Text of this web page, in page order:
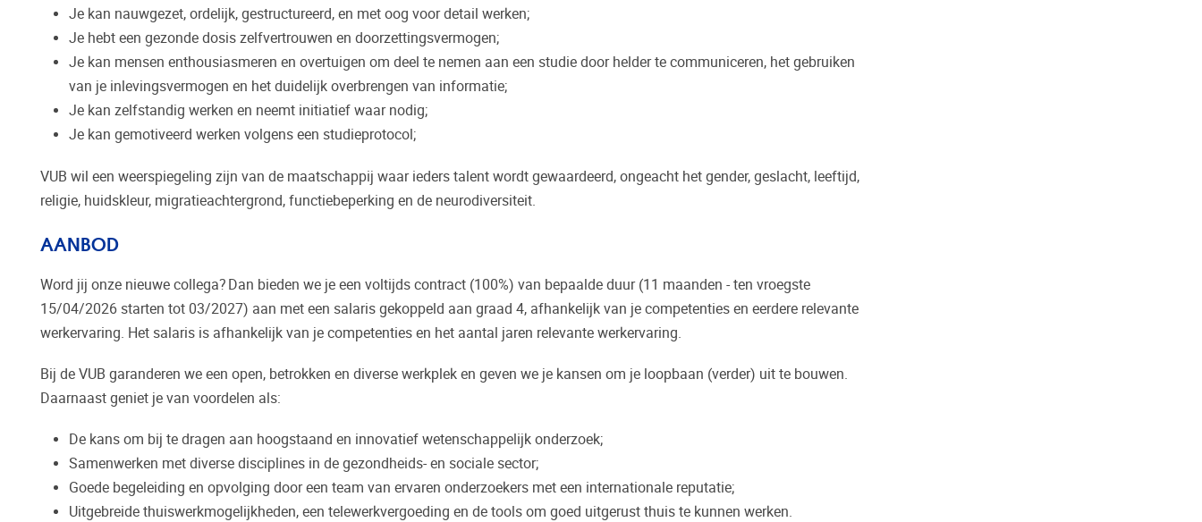
Je kan nauwgezet, ordelijk, gestructureerd, en met oog voor detail werken;
Je hebt een gezonde dosis zelfvertrouwen en doorzettingsvermogen;
Je kan mensen enthousiasmeren en overtuigen om deel te nemen aan een studie door helder te communiceren, het gebruiken
van je inlevingsvermogen en het duidelijk overbrengen van informatie;
Je kan zelfstandig werken en neemt initiatief waar nodig;
Je kan gemotiveerd werken volgens een studieprotocol;
VUB wil een weerspiegeling zijn van de maatschappij waar ieders talent wordt gewaardeerd, ongeacht het gender, geslacht, leeftijd,
religie, huidskleur, migratieachtergrond, functiebeperking en de neurodiversiteit.
AANBOD
Word jij onze nieuwe collega? Dan bieden we je een voltijds contract (100%) van bepaalde duur (11 maanden - ten vroegste
15/04/2026 starten tot 03/2027) aan met een salaris gekoppeld aan graad 4, afhankelijk van je competenties en eerdere relevante
werkervaring. Het salaris is afhankelijk van je competenties en het aantal jaren relevante werkervaring.
Bij de VUB garanderen we een open, betrokken en diverse werkplek en geven we je kansen om je loopbaan (verder) uit te bouwen.
Daarnaast geniet je van voordelen als:
De kans om bij te dragen aan hoogstaand en innovatief wetenschappelijk onderzoek;
Samenwerken met diverse disciplines in de gezondheids- en sociale sector;
Goede begeleiding en opvolging door een team van ervaren onderzoekers met een internationale reputatie;
Uitgebreide thuiswerkmogelijkheden, een telewerkvergoeding en de tools om goed uitgerust thuis te kunnen werken.